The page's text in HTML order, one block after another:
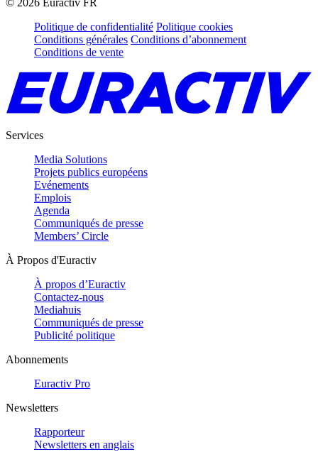
© 2026 Euractiv FR
Politique de confidentialité Politique cookies
Conditions générales Conditions d’abonnement
Conditions de vente
Services
Media Solutions
Projets publics européens
Evénements
Emplois
Agenda
Communiqués de presse
Members’ Circle
À Propos d'Euractiv
À propos d’Euractiv
Contactez-nous
Mediahuis
Communiqués de presse
Publicité politique
Abonnements
Euractiv Pro
Newsletters
Rapporteur
Newsletters en anglais